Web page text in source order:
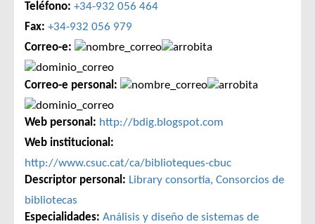
Teléfono: +34-932 056 464
Fax: +34-932 056 979
Correo-e:
Correo-e personal:
Web personal: http://bdig.blogspot.com
Web institucional:
http://www.csuc.cat/ca/biblioteques-cbuc
Descriptor personal: Library consortia, Consorcios de
bibliotecas
Especialidades: Análisis y diseño de sistemas de